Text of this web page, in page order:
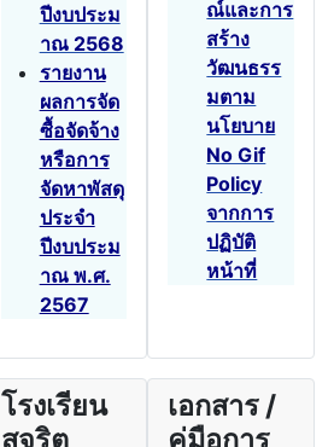
ปีงบประม
าณ 2568
รายงาน
ผลการจัด
ซื้อจัดจ้าง
หรือการ
จัดหาพัสดุ
ประจำ
ปีงบประม
าณ พ.ศ.
2567
ณ์และการ
สร้าง
วัฒนธรร
มตาม
นโยบาย
No Gif
Policy
จากการ
ปฏิบัติ
หน้าที่
โรงเรียน
สุจริต
เอกสาร /
คู่มือการ